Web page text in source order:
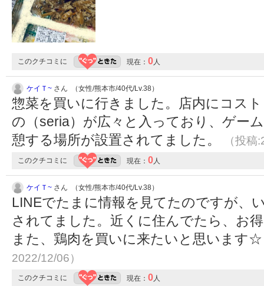
このクチコミに 現在： 0人
ケイＴ~ さん （女性/熊本市/40代/Lv.38）
惣菜を買いに行きました。店内にコス
の（seria）が広々と入っており、ゲー
憩する場所が設置されてました。
（投
このクチコミに 現在： 0人
ケイＴ~ さん （女性/熊本市/40代/Lv.38）
LINEでたまに情報を見てたのですが、
されてました。近くに住んでたら、お
また、鶏肉を買いに来たいと思います
2022/12/06）
このクチコミに 現在： 0人